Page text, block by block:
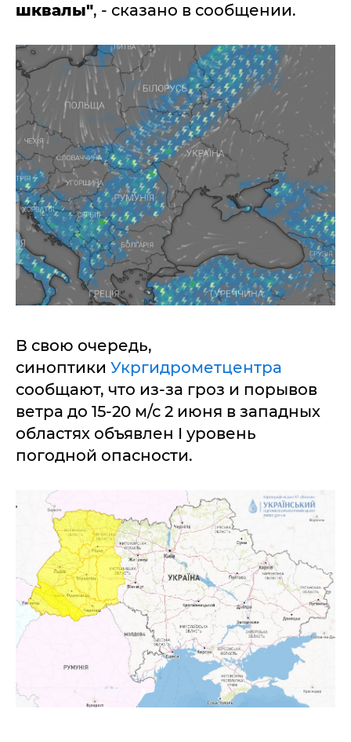
шквалы", - сказано в сообщении.
В свою очередь,
синоптики Укргидрометцентра
сообщают, что из-за гроз и порывов
ветра до 15-20 м/с 2 июня в западных
областях объявлен I уровень
погодной опасности.